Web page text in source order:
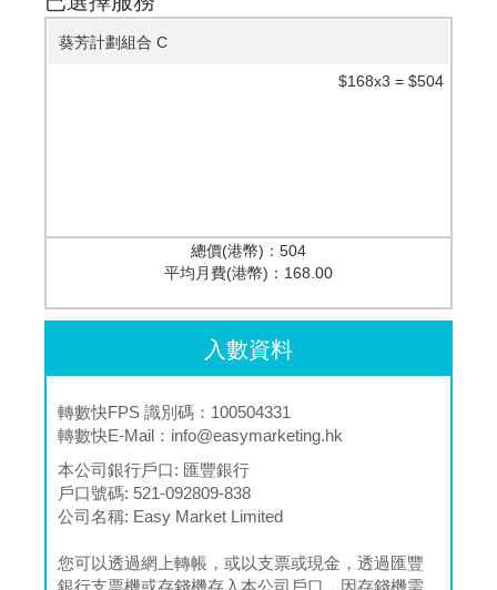
葵芳計劃組合 C
$168x3 = $504
總價(港幣)： 504
平均月費(港幣)： 168.00
入數資料
轉數快FPS 識別碼：100504331
轉數快E-Mail： info@easymarketing.hk
本公司銀行戶口: 匯豐銀行
戶口號碼: 521-092809-838
公司名稱: Easy Market Limited
您可以透過網上轉帳，或以支票或現金，透過匯豐
銀行支票機或存錢機存入本公司戶口，因存錢機需